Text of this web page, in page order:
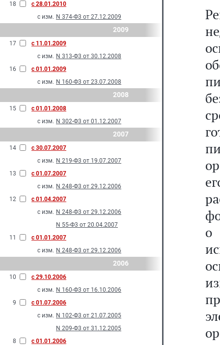
18
с 28.01.2010
с изм. N 374-Ф3 от 27.12.2009
2009
17
с 11.01.2009
с изм. N 313-Ф3 от 30.12.2008
16
с 01.01.2009
с изм. N 160-Ф3 от 23.07.2008
2008
15
с 01.01.2008
с изм. N 302-Ф3 от 01.12.2007
2007
14
с 30.07.2007
с изм. N 219-Ф3 от 19.07.2007
13
с 01.07.2007
с изм. N 248-Ф3 от 29.12.2006
12
с 01.04.2007
с изм. N 248-Ф3 от 29.12.2006
N 55-Ф3 от 20.04.2007
11
с 01.01.2007
с изм. N 248-Ф3 от 29.12.2006
2006
10
с 29.10.2006
с изм. N 160-Ф3 от 16.10.2006
9
с 01.07.2006
с изм. N 102-Ф3 от 21.07.2005
N 209-Ф3 от 31.12.2005
8
с 01.01.2006
о